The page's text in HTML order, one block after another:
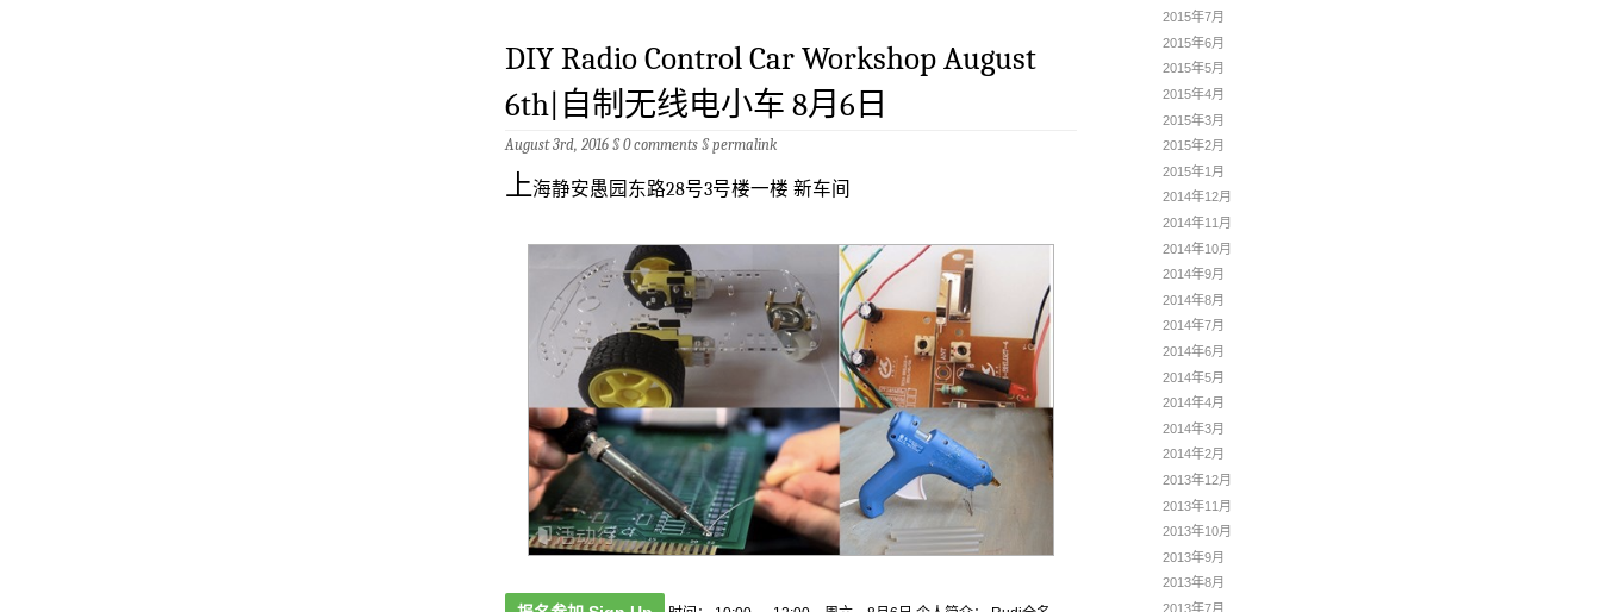
DIY Radio Control Car Workshop August
6th|自制无线电小车 8月6日
August 3rd, 2016 §0 comments §permalink
上海静安愚园东路28号3号楼一楼 新车间
2015年7月
2015年6月
2015年5月
2015年4月
2015年3月
2015年2月
2015年1月
2014年12月
2014年11月
2014年10月
2014年9月
2014年8月
2014年7月
2014年6月
2014年5月
2014年4月
2014年3月
2014年2月
2013年12月
2013年11月
2013年10月
2013年9月
2013年8月
2013年7月